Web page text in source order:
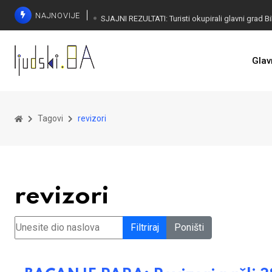
NAJNOVIJE
ALARM NA DRINI: Građani na ulici, svega im je dosta
Tagovi revizori
revizori
Unesite dio naslova Filtriraj Poništi